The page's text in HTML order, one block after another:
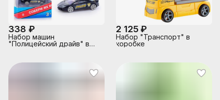
338 ₽
Набор машин
"Полицейский драйв" в
2 125 ₽
Набор "Транспорт" в
коробке